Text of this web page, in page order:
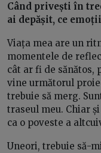
Când privești în
ai depășit, ce
Viața mea are un
momentele de
cât ar fi de sănătos,
vine următorul
trebuie să merg.
traseul meu. Chiar
ca o poveste a
Uneori, trebuie să-